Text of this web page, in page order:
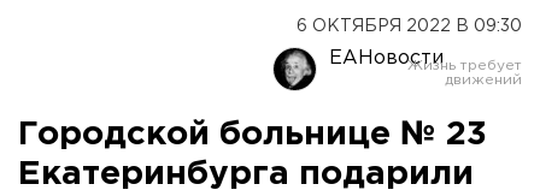
6 ОКТЯБРЯ 2022 В 09:30
ЕАНовости
Городской больнице № 23
Екатеринбурга подарили